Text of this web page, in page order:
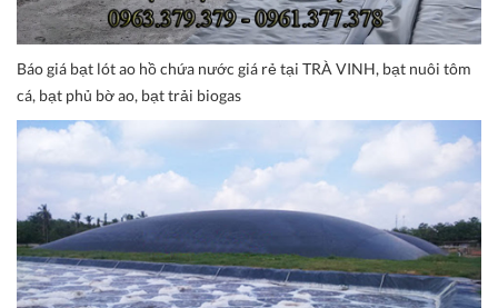
Báo giá bạt lót ao hồ chứa nước giá rẻ tại TRÀ VINH, bạt nuôi tôm
cá, bạt phủ bờ ao, bạt trải biogas